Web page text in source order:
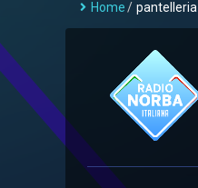
Home/ pantelleria